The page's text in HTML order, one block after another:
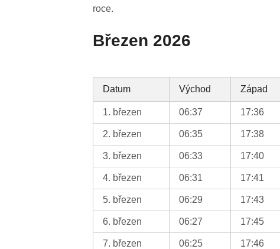
roce.
Březen 2026
Datum Východ Západ
1. březen 06:37 17:36
2. březen 06:35 17:38
3. březen 06:33 17:40
4. březen 06:31 17:41
5. březen 06:29 17:43
6. březen 06:27 17:45
7. březen 06:25 17:46